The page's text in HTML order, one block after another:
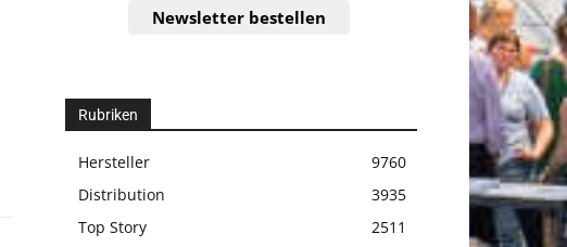
Newsletter bestellen
Rubriken
Hersteller
9760
Distribution
3935
Top Story
2511